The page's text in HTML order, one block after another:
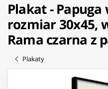
Plakat -
rozmiar 30x45,
Rama czarna z
Plakaty